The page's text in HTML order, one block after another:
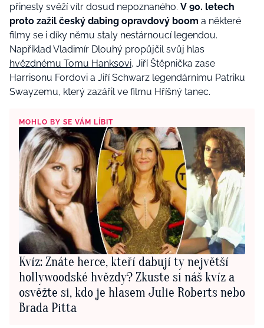
přinesly svěží vítr dosud nepoznaného. V 90. letech
proto zažil český dabing opravdový boom a některé
filmy se i díky němu staly nestárnoucí legendou.
Například Vladimír Dlouhý propůjčil svůj hlas
hvězdnému Tomu Hanksovi, Jiří Štěpnička zase
Harrisonu Fordovi a Jiří Schwarz legendárnímu Patriku
Swayzemu, který zazářil ve filmu Hříšný tanec.
MOHLO BY SE VÁM LÍBIT
Kvíz: Znáte herce, kteří dabují ty největší
hollywoodské hvězdy? Zkuste si náš kvíz a
osvěžte si, kdo je hlasem Julie Roberts nebo
Brada Pitta